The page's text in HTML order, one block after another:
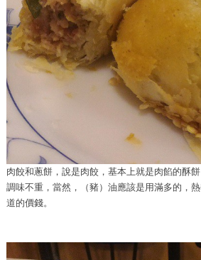
肉餃和蔥餅，說是肉餃，基本上就是肉餡的酥
調味不重，當然，（豬）油應該是用滿多的，
道的價錢。